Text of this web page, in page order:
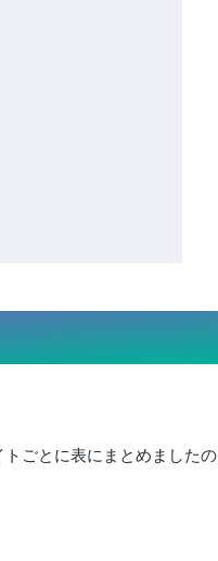
ごとに表にまとめましたの